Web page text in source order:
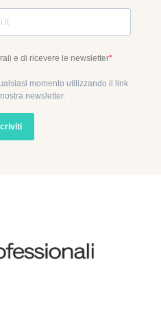
e di ricevere le newsletter
momento utilizzando il link
newsletter.